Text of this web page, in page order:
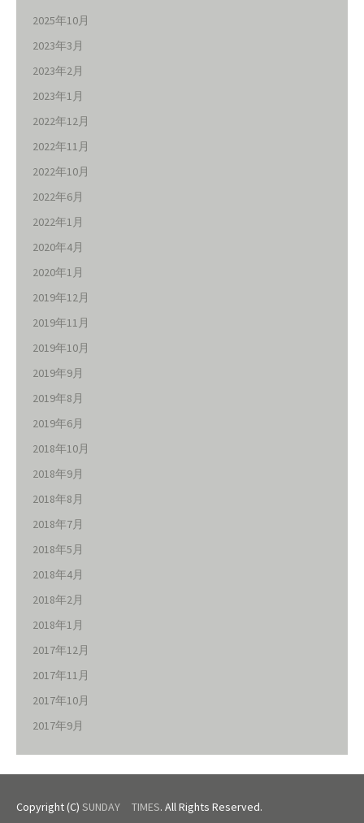
2025年10月
2023年3月
2023年2月
2023年1月
2022年12月
2022年11月
2022年10月
2022年6月
2022年1月
2020年4月
2020年1月
2019年12月
2019年11月
2019年10月
2019年9月
2019年8月
2019年6月
2018年10月
2018年9月
2018年8月
2018年7月
2018年5月
2018年4月
2018年2月
2018年1月
2017年12月
2017年11月
2017年10月
2017年9月
Copyright (C) SUNDAY TIMES. All Rights Reserved.